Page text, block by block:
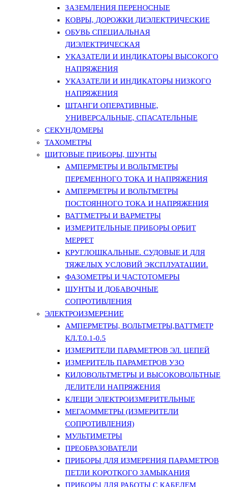
ЗАЗЕМЛЕНИЯ ПЕРЕНОСНЫЕ
КОВРЫ, ДОРОЖКИ ДИЭЛЕКТРИЧЕСКИЕ
ОБУВЬ СПЕЦИАЛЬНАЯ
ДИЭЛЕКТРИЧЕСКАЯ
УКАЗАТЕЛИ И ИНДИКАТОРЫ ВЫСОКОГО
НАПРЯЖЕНИЯ
УКАЗАТЕЛИ И ИНДИКАТОРЫ НИЗКОГО
НАПРЯЖЕНИЯ
ШТАНГИ ОПЕРАТИВНЫЕ,
УНИВЕРСАЛЬНЫЕ, СПАСАТЕЛЬНЫЕ
СЕКУНДОМЕРЫ
ТАХОМЕТРЫ
ЩИТОВЫЕ ПРИБОРЫ, ШУНТЫ
АМПЕРМЕТРЫ И ВОЛЬТМЕТРЫ
ПЕРЕМЕННОГО ТОКА И НАПРЯЖЕНИЯ
АМПЕРМЕТРЫ И ВОЛЬТМЕТРЫ
ПОСТОЯННОГО ТОКА И НАПРЯЖЕНИЯ
ВАТТМЕТРЫ И ВАРМЕТРЫ
ИЗМЕРИТЕЛЬНЫЕ ПРИБОРЫ ОРБИТ
МЕРРЕТ
КРУГЛОШКАЛЬНЫЕ. СУДОВЫЕ И ДЛЯ
ТЯЖЕЛЫХ УСЛОВИЙ ЭКСПЛУАТАЦИИ.
ФАЗОМЕТРЫ И ЧАСТОТОМЕРЫ
ШУНТЫ И ДОБАВОЧНЫЕ
СОПРОТИВЛЕНИЯ
ЭЛЕКТРОИЗМЕРЕНИЕ
АМПЕРМЕТРЫ, ВОЛЬТМЕТРЫ,ВАТТМЕТР
КЛ.Т.0.1-0.5
ИЗМЕРИТЕЛИ ПАРАМЕТРОВ ЭЛ. ЦЕПЕЙ
ИЗМЕРИТЕЛЬ ПАРАМЕТРОВ УЗО
КИЛОВОЛЬТМЕТРЫ И ВЫСОКОВОЛЬТНЫЕ
ДЕЛИТЕЛИ НАПРЯЖЕНИЯ
КЛЕЩИ ЭЛЕКТРОИЗМЕРИТЕЛЬНЫЕ
МЕГАОММЕТРЫ (ИЗМЕРИТЕЛИ
СОПРОТИВЛЕНИЯ)
МУЛЬТИМЕТРЫ
ПРЕОБРАЗОВАТЕЛИ
ПРИБОРЫ ДЛЯ ИЗМЕРЕНИЯ ПАРАМЕТРОВ
ПЕТЛИ КОРОТКОГО ЗАМЫКАНИЯ
ПРИБОРЫ ДЛЯ РАБОТЫ С КАБЕЛЕМ